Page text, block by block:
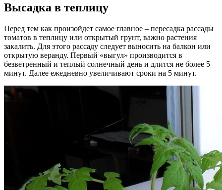
Высадка в теплицу
Перед тем как произойдет самое главное – пересадка рассады
томатов в теплицу или открытый грунт, важно растения
закалить. Для этого рассаду следует выносить на балкон или
открытую веранду. Первый «выгул» производится в
безветренный и теплый солнечный день и длится не более 5
минут. Далее ежедневно увеличивают сроки на 5 минут.